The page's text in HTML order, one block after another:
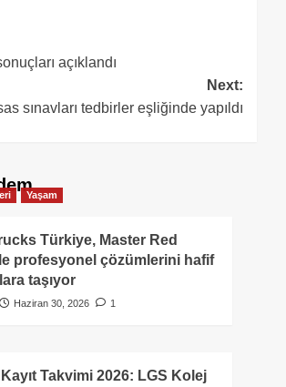
açıklandı
Next:
sınavları tedbirler eşliğinde yapıldı
Yaşam
Türkiye, Master Red
profesyonel çözümlerini hafif
taşıyor
Haziran 30, 2026 1
Takvimi 2026: LGS Kolej